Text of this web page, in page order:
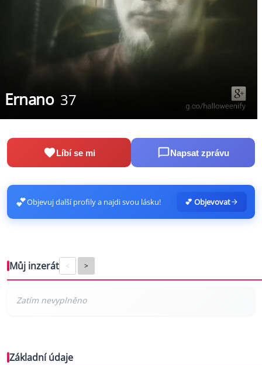
Ernano 37
Líbí se mi Napsat zprávu
💕Objevuj další profily a najdi svou lásku! 💕 Objevovat
Můj inzerát < >
Základní údaje